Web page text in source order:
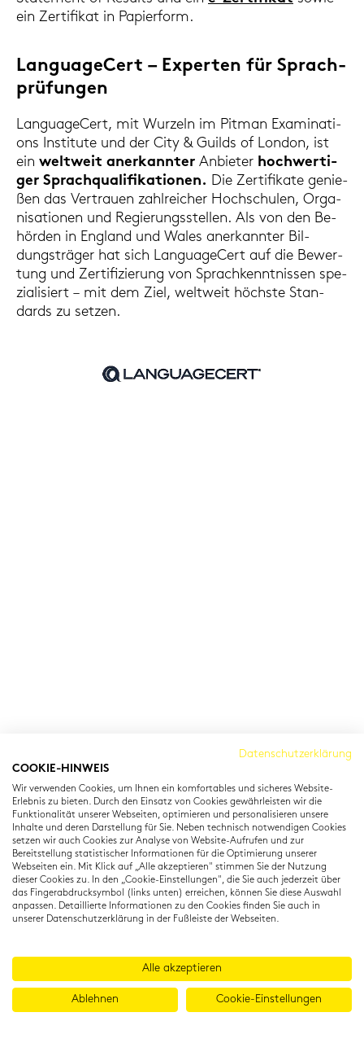
ein Zer­ti­fi­kat in Pa­pier­form.
Lan­guageCert – Ex­per­ten für Sprach­
prü­fun­gen
Lan­guageCert, mit Wur­zeln im Pit­man Ex­ami­na­ti­
ons In­sti­tu­te und der City & Guilds of Lon­don, ist
ein welt­weit an­er­kann­ter An­bie­ter hoch­wer­ti­
ger Sprach­qua­li­fi­ka­tio­nen. Die Zer­ti­fi­ka­te ge­nie­
ßen das Ver­trau­en zahl­rei­cher Hoch­schu­len, Or­ga­
ni­sa­tio­nen und Re­gie­rungs­stel­len. Als von den Be­
hör­den in Eng­land und Wales an­er­kann­ter Bil­
dungs­trä­ger hat sich Lan­guageCert auf die Be­wer­
tung und Zer­ti­fi­zie­rung von Sprach­kennt­nis­sen spe­
zia­li­siert – mit dem Ziel, welt­weit höchs­te Stan­
dards zu set­zen.
80333 München
T: +49 (0) 89 22 11 15
info@cambridgeinstitut.de
www.cambridgeinstitut.de
Datenschutzerklärung
COOKIE-HINWEIS
Wir verwenden Cookies, um Ihnen ein komfortables und sicheres Website-
Erlebnis zu bieten. Durch den Einsatz von Cookies gewährleisten wir die
Funktionalität unserer Webseiten, optimieren und personalisieren unsere
Inhalte und deren Darstellung für Sie. Neben technisch notwendigen Cookies
setzen wir auch Cookies zur Analyse von Website-Aufrufen und zur
Bereitstellung statistischer Informationen für die Optimierung unserer
Webseiten ein. Mit Klick auf „Alle akzeptieren" stimmen Sie der Nutzung
dieser Cookies zu. In den „Cookie-Einstellungen", die Sie auch jederzeit über
das Fingerabdrucksymbol (links unten) erreichen, können Sie diese Auswahl
anpassen. Detaillierte Informationen zu den Cookies finden Sie auch in
unserer Datenschutzerklärung in der Fußleiste der Webseiten.
Alle akzeptieren
Ablehnen Cookie-Einstellungen